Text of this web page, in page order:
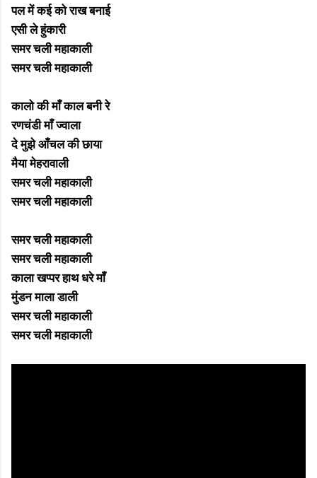
पल में कई को राख बनाई
एसी ले हुंकारी
समर चली महाकाली
समर चली महाकाली
कालो की माँ काल बनी रे
रणचंडी माँ ज्वाला
दे मुझे आँचल की छाया
मैया मेहरावाली
समर चली महाकाली
समर चली महाकाली
समर चली महाकाली
समर चली महाकाली
काला खप्पर हाथ धरे माँ
मुंडन माला डाली
समर चली महाकाली
समर चली महाकाली